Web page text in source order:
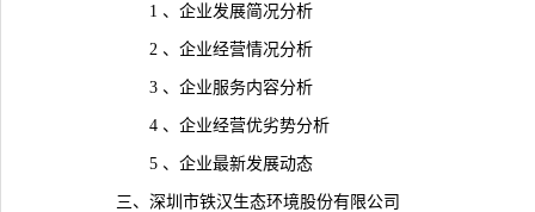
1 、企业发展简况分析
2 、企业经营情况分析
3 、企业服务内容分析
4 、企业经营优劣势分析
5 、企业最新发展动态
三、深圳市铁汉生态环境股份有限公司